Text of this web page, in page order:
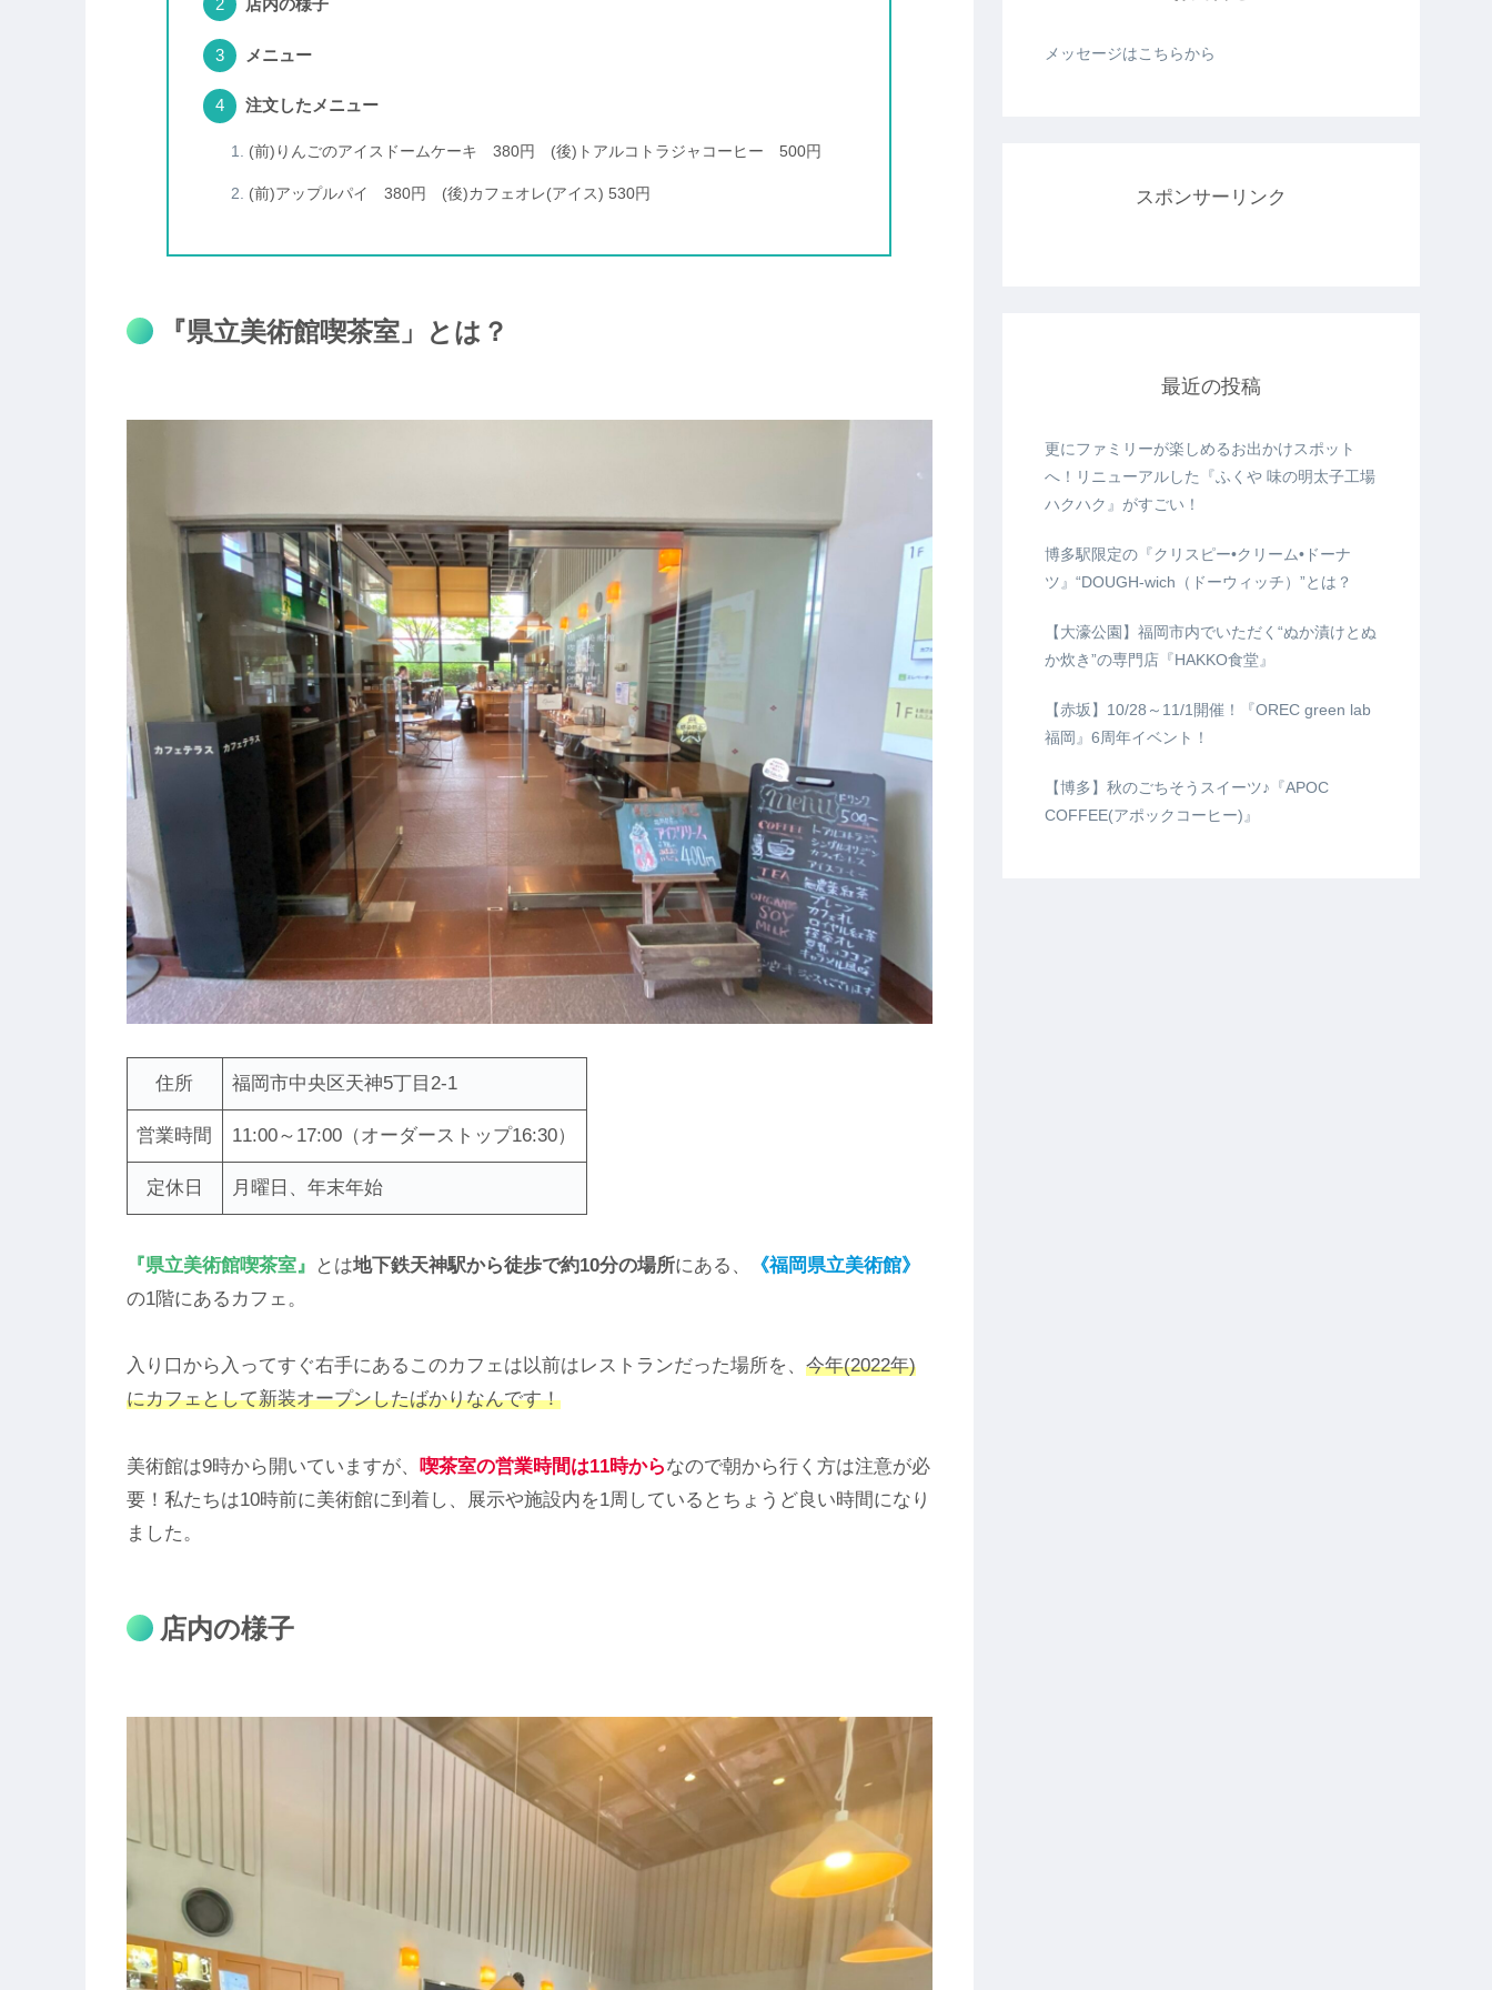
メニュー
注文したメニュー
(前)りんごのアイスドームケーキ 380円 (後)トアルコトラジャコーヒー 500円
(前)アップルパイ 380円 (後)カフェオレ(アイス) 530円
『県立美術館喫茶室」とは？
住所 福岡市中央区天神5丁目2-1
営業時間 11:00～17:00（オーダーストップ16:30）
定休日 月曜日、年末年始
『県立美術館喫茶室』 とは地下鉄天神駅から徒歩で約10分の場所にある、
《福岡県立美術館》
の1階にあるカフェ。
入り口から入ってすぐ右手にあるこのカフェは以前はレストランだった場所を、 今年(2022年)
にカフェとして新装オープンしたばかりなんです！
美術館は9時から開いていますが、 喫茶室の営業時間は11時からなので朝から行く方は注意が必
要！私たちは10時前に美術館に到着し、展示や施設内を1周しているとちょうど良い時間になり
ました。
店内の様子
メッセージはこちらから
スポンサーリンク
最近の投稿
更にファミリーが楽しめるお出かけスポット
へ！リニューアルした『ふくや 味の明太子工場
ハクハク』がすごい！
博多駅限定の『クリスピー•クリーム•ドーナ
ツ』“DOUGH-wich（ドーウィッチ）”とは？
【大濠公園】福岡市内でいただく“ぬか漬けとぬ
か炊き”の専門店『HAKKO食堂』
【赤坂】10/28～11/1開催！『OREC green lab
福岡』6周年イベント！
【博多】秋のごちそうスイーツ♪『APOC
COFFEE(アポックコーヒー)』